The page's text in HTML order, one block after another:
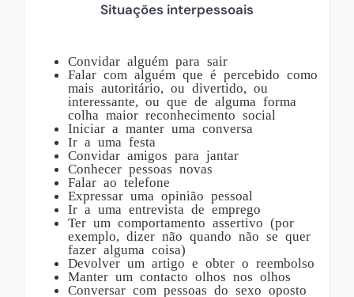
Situações interpessoais
Convidar alguém para sair
Falar com alguém que é percebido como
mais autoritário, ou divertido, ou
interessante, ou que de alguma forma
colha maior reconhecimento social
Iniciar a manter uma conversa
Ir a uma festa
Convidar amigos para jantar
Conhecer pessoas novas
Falar ao telefone
Expressar uma opinião pessoal
Ir a uma entrevista de emprego
Ter um comportamento assertivo (por
exemplo, dizer não quando não se quer
fazer alguma coisa)
Devolver um artigo e obter o reembolso
Manter um contacto olhos nos olhos
Conversar com pessoas do sexo oposto